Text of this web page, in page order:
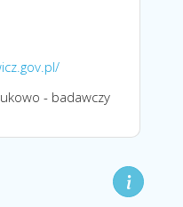
- badawczy